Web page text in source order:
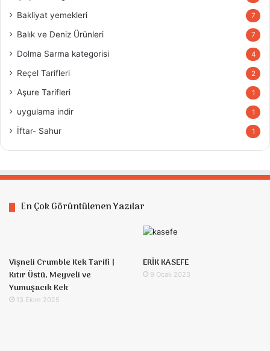
Bakliyat yemekleri 7
Balık ve Deniz Ürünleri 7
Dolma Sarma kategorisi 4
Reçel Tarifleri 2
Aşure Tarifleri 1
uygulama indir 1
İftar- Sahur 1
En Çok Görüntülenen Yazılar
Vişneli Crumble Kek Tarifi |
Kıtır Üstü, Meyveli ve
Yumuşacık Kek
13 Ekim 2025
ERİK KASEFE
9 Ocak 2023